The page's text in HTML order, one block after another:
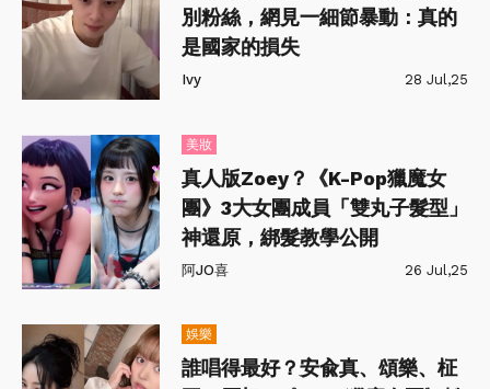
別粉絲，網見一細節暴動：真的
是國家的損失
Ivy 28 Jul,25
美妝
真人版Zoey？《K-Pop獵魔女
團》3大女團成員「雙丸子髮型」
神還原，綁髮教學公開
阿JO喜 26 Jul,25
娛樂
誰唱得最好？安兪真、頌樂、柾